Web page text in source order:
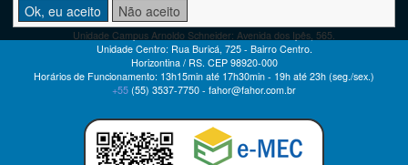
Ok, eu aceito
Não aceito
FAHOR - FACULDADE HORIZONTINA
Unidade Campus Arnoldo Schneider: Avenida dos Ipês, 565.
Unidade Centro: Rua Buricá, 725 - Bairro Centro.
Horizontina / RS. CEP 98920-000
Horários de Funcionamento: 13h15min até 17h30min - 19h até 23h (seg./sex.)
+55 (55) 3537-7750 - fahor@fahor.com.br